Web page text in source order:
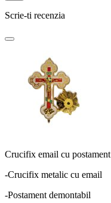
Scrie-ti recenzia
Crucifix email cu postament
-Crucifix metalic cu email
-Postament demontabil